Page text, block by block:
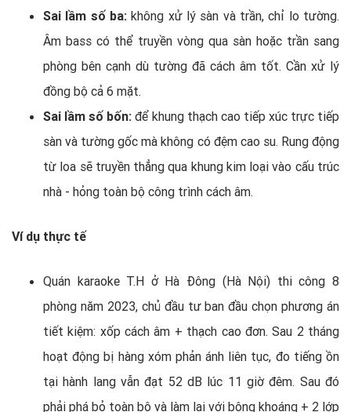
Sai lầm số ba:không xử lý sàn và trần, chỉ lo tường.
Âm bass có thể truyền vòng qua sàn hoặc trần sang
phòng bên cạnh dù tường đã cách âm tốt. Cần xử lý
đồng bộ cả 6 mặt.
Sai lầm số bốn: để khung thạch cao tiếp xúc trực tiếp
sàn và tường gốc mà không có đệm cao su. Rung động
từ loa sẽ truyền thẳng qua khung kim loại vào cấu trúc
nhà - hỏng toàn bộ công trình cách âm.
Ví dụ thực tế
Quán karaoke T.H ở Hà Đông (Hà Nội) thi công 8
phòng năm 2023, chủ đầu tư ban đầu chọn phương án
tiết kiệm: xốp cách âm + thạch cao đơn. Sau 2 tháng
hoạt động bị hàng xóm phản ánh liên tục, đo tiếng ồn
tại hành lang vẫn đạt 52 dB lúc 11 giờ đêm. Sau đó
phải phá bỏ toàn bộ và làm lại với bông khoáng + 2 lớp